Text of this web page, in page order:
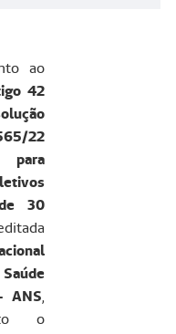
ao
42
22
30
ANS,
o